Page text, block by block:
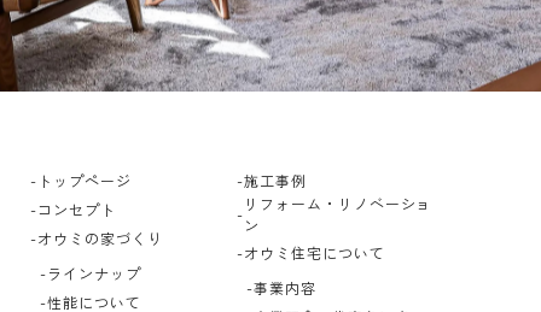
トップページ
コンセプト
オウミの家づくり
ラインナップ
性能について
施工事例
リフォーム・リノベーショ
ン
オウミ住宅について
事業内容